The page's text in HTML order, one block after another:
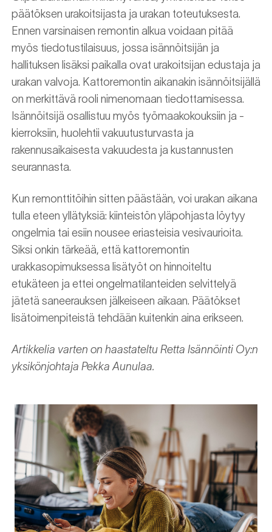
päätöksen urakoitsijasta ja urakan toteutuksesta.
Ennen varsinaisen remontin alkua voidaan pitää
myös tiedotustilaisuus, jossa isännöitsijän ja
hallituksen lisäksi paikalla ovat urakoitsijan edustaja ja
urakan valvoja. Kattoremontin aikanakin isännöitsijällä
on merkittävä rooli nimenomaan tiedottamisessa.
Isännöitsijä osallistuu myös työmaakokouksiin ja -
kierroksiin, huolehtii vakuutusturvasta ja
rakennusaikaisesta vakuudesta ja kustannusten
seurannasta.
Kun remonttitöihin sitten päästään, voi urakan aikana
tulla eteen yllätyksiä: kiinteistön yläpohjasta löytyy
ongelmia tai esiin nousee eriasteisia vesivaurioita.
Siksi onkin tärkeää, että kattoremontin
urakkasopimuksessa lisätyöt on hinnoiteltu
etukäteen ja ettei ongelmatilanteiden selvittelyä
jätetä saneerauksen jälkeiseen aikaan. Päätökset
lisätoimenpiteistä tehdään kuitenkin aina erikseen.
Artikkelia varten on haastateltu Retta Isännöinti Oy:n
yksikönjohtaja Pekka Aunulaa.